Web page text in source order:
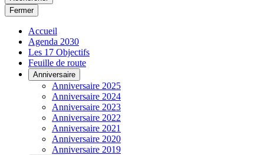
Fermer
Accueil
Agenda 2030
Les 17 Objectifs
Feuille de route
Anniversaire
Anniversaire 2025
Anniversaire 2024
Anniversaire 2023
Anniversaire 2022
Anniversaire 2021
Anniversaire 2020
Anniversaire 2019